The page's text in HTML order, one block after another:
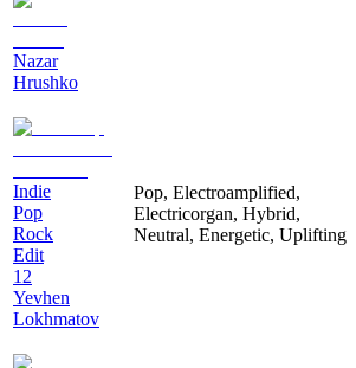
Nazar
Hrushko
Indie
Pop
Rock
Edit
12
Yevhen
Lokhmatov
Pop, Electroamplified,
Electricorgan, Hybrid,
Neutral, Energetic, Uplifting